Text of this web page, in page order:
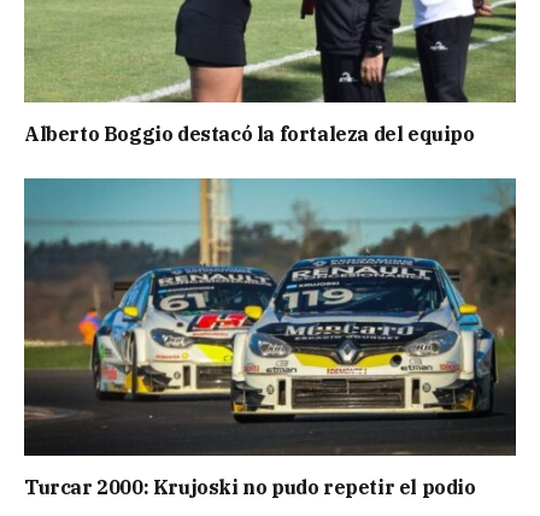
Alberto Boggio destacó la fortaleza del equipo
Turcar 2000: Krujoski no pudo repetir el podio